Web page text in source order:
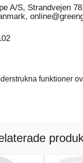
A/S, Strandvejen
funktioner